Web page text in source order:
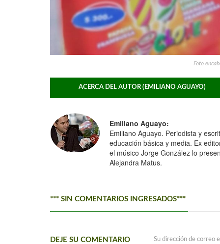
Foto
ACERCA DEL AUTOR (EMILIANO AGUAYO)
Emiliano Aguayo:
Emiliano Aguayo. Periodista y
educación básica y media. Ex
el músico Jorge González lo
Alejandra Matus.
*** SIN COMENTARIOS INGRESADOS***
DEJE SU COMENTARIO Su dirección de correo